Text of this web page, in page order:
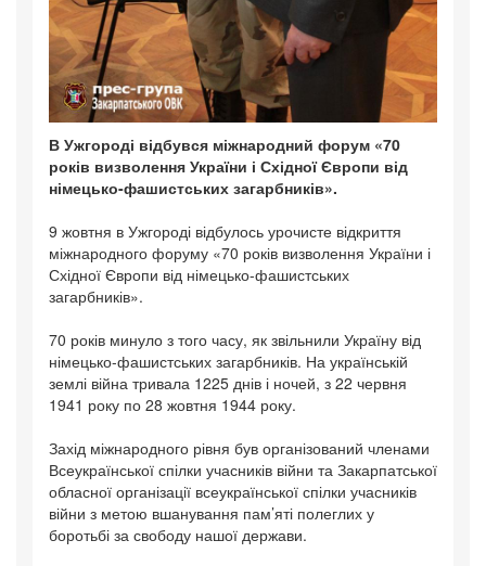
В Ужгороді відбувся міжнародний форум «70
років визволення України і Східної Європи від
німецько-фашистських загарбників».
9 жовтня в Ужгороді відбулось урочисте відкриття
міжнародного форуму «70 років визволення України і
Східної Європи від німецько-фашистських
загарбників».
70 років минуло з того часу, як звільнили Україну від
німецько-фашистських загарбників. На українській
землі війна тривала 1225 днів і ночей, з 22 червня
1941 року по 28 жовтня 1944 року.
Захід міжнародного рівня був організований членами
Всеукраїнської спілки учасників війни та Закарпатської
обласної організації всеукраїнської спілки учасників
війни з метою вшанування пам’яті полеглих у
боротьбі за свободу нашої держави.